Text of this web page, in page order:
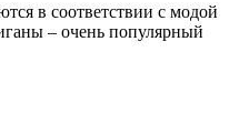
в соответствии с модой
– очень популярный